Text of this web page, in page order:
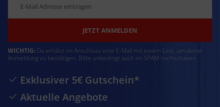
JETZT ANMELDEN
WICHTIG: Du erhälst im Anschluss eine E-Mail mit einem Link, um deine
Anmeldung zu bestätigen. Bitte unbedingt auch im SPAM nachschauen
Exklusiver 5€ Gutschein*
Aktuelle Angebote